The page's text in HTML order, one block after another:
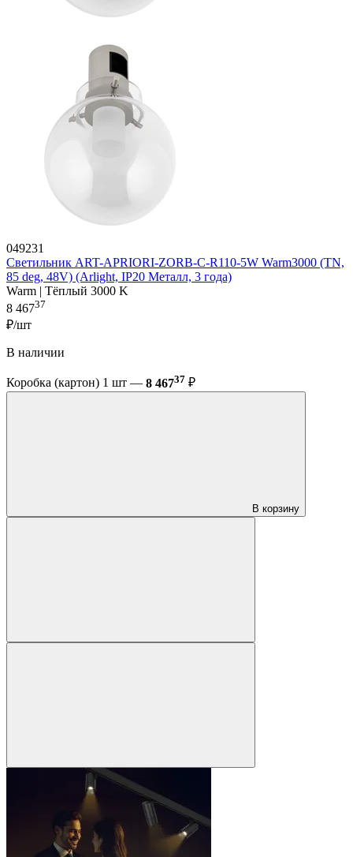
049231
Светильник ART-APRIORI-ZORB-С-R110-5W Warm3000 (TN,
85 deg, 48V) (Arlight, IP20 Металл, 3 года)
Warm | Тёплый 3000 K
8 46737
₽/шт
В наличии
Коробка (картон) 1 шт — 8 46737 ₽
В корзину